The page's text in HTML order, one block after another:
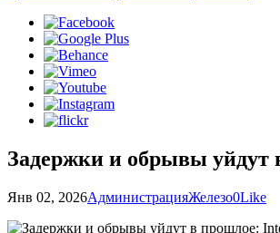
Задержки и обрывы уйдут
Янв 02, 2026АдминистрацияЖелезо0Like